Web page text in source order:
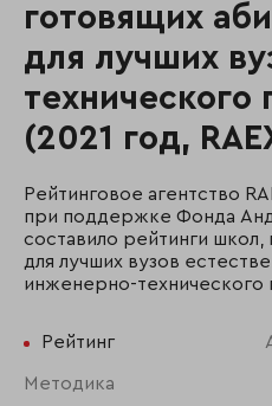
готовящих
для лучших
технического
(2021 год,
Рейтинговое агентство
при поддержке Фонда
составило рейтинги
для лучших вузов
инженерно-технического
Рейтинг
Методика